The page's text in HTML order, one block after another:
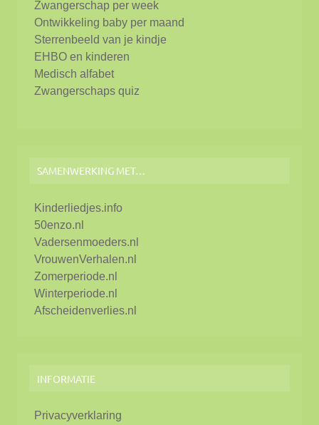
Zwangerschap per week
Ontwikkeling baby per maand
Sterrenbeeld van je kindje
EHBO en kinderen
Medisch alfabet
Zwangerschaps quiz
SAMENWERKING MET…
Kinderliedjes.info
50enzo.nl
Vadersenmoeders.nl
VrouwenVerhalen.nl
Zomerperiode.nl
Winterperiode.nl
Afscheidenverlies.nl
INFORMATIE
Privacyverklaring